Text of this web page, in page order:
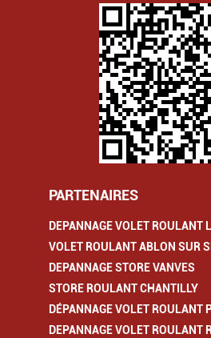
PARTENAIRES
DEPANNAGE VOLET ROULANT
VOLET ROULANT ABLON SUR
DEPANNAGE STORE VANVES
STORE ROULANT CHANTILLY
DÉPANNAGE VOLET ROULANT
DEPANNAGE VOLET ROULANT